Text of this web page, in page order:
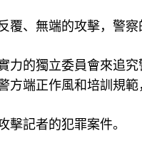
覆、無端的攻擊，警察
力的獨立委員會來追
方端正作風和培訓規範
記者的犯罪案件。